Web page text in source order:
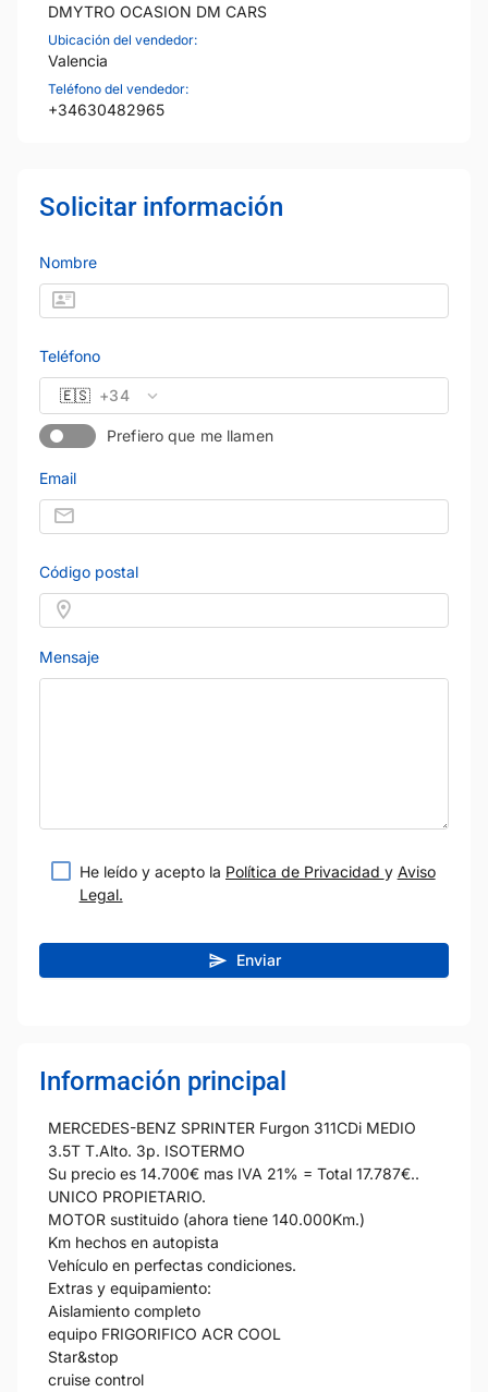
DMYTRO OCASION DM CARS
Ubicación del vendedor:
Valencia
Teléfono del vendedor:
+34630482965
Solicitar información
Nombre
Teléfono
🇪🇸 +34
Prefiero que me llamen
Email
Código postal
Mensaje
He leído y acepto la Política de Privacidad y Aviso
Legal.
Enviar
Información principal
MERCEDES-BENZ SPRINTER Furgon 311CDi MEDIO
3.5T T.Alto. 3p. ISOTERMO
Su precio es 14.700€ mas IVA 21% = Total 17.787€..
UNICO PROPIETARIO.
MOTOR sustituido (ahora tiene 140.000Km.)
Km hechos en autopista
Vehículo en perfectas condiciones.
Extras y equipamiento:
Aislamiento completo
equipo FRIGORIFICO ACR COOL
Star&stop
cruise control